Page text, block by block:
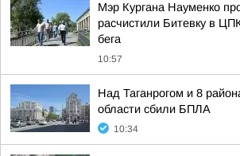
Мэр Кургана Науменко
расчистили Битевку в
бега
10:57
Над Таганрогом и 8
области сбили БПЛА
10:34